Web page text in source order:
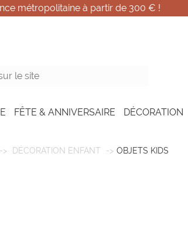
métropolitaine à partir de 300 € !
FÊTE & ANNIVERSAIRE DÉCORATION
DÉCORATION ENFANT OBJETS KIDS